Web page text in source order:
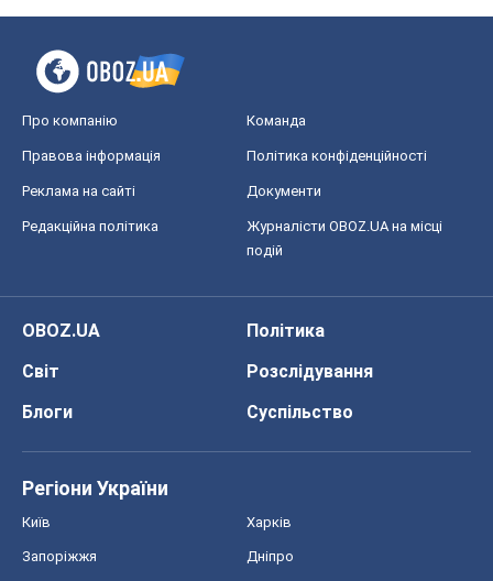
Про компанію Команда
Правова інформація Політика конфіденційності
Реклама на сайті Документи
Редакційна політика
Журналісти OBOZ.UA на місці
подій
OBOZ.UA
Політика
Світ
Розслідування
Блоги
Суспільство
Регіони України
Київ Харків
Запоріжжя Дніпро